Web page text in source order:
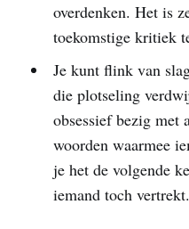
overdenken. Het is
toekomstige kritiek
Je kunt flink van
die plotseling
obsessief bezig met
woorden waarmee
je het de volgende
iemand toch vertrekt.